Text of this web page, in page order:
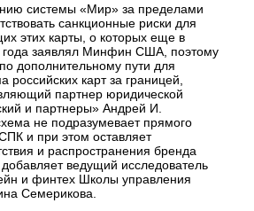
системы «Мир» за пределами
санкционные риски для
этих карты, о которых еще в
года заявлял Минфин США, поэтому
дополнительному пути для
российских карт за границей,
партнер юридической
и партнеры» Андрей И.
не подразумевает прямого
и при этом оставляет
и распространения бренда
ведущий исследователь
и финтех Школы управления
Семерикова.